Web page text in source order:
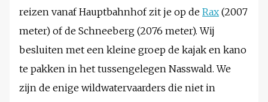
reizen vanaf Hauptbahnhof zit je op de Rax (2007
meter) of de Schneeberg (2076 meter). Wij
besluiten met een kleine groep de kajak en kano
te pakken in het tussengelegen Nasswald. We
zijn de enige wildwatervaarders die niet in